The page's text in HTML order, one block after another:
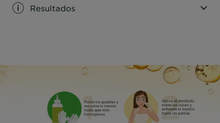
Resultados